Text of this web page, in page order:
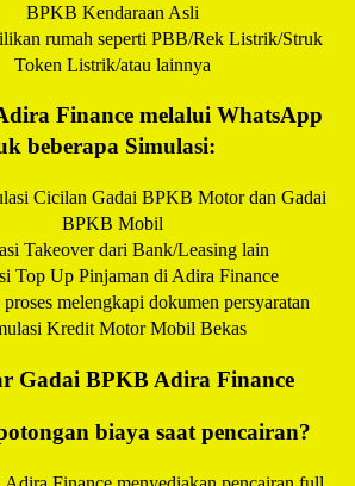
BPKB Kendaraan Asli
rumah seperti PBB/Rek Listrik/Struk
Token Listrik/atau lainnya
Finance melalui WhatsApp
beberapa Simulasi:
Cicilan Gadai BPKB Motor dan Gadai
BPKB Mobil
Takeover dari Bank/Leasing lain
Top Up Pinjaman di Adira Finance
melengkapi dokumen persyaratan
Kredit Motor Mobil Bekas
Gadai BPKB Adira Finance
biaya saat pencairan?